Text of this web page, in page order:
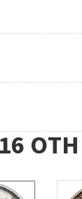
16